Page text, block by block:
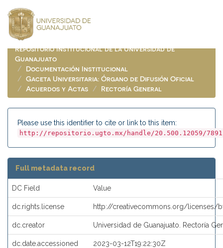
navigation
Repositorio Institucional de la Universidad de
Guanajuato
Documentación Institucional
Gaceta Universitaria: Órgano de Difusión Oficial
Acuerdos y Actas
Rectoría General
Please use this identifier to cite or link to this item:
http://repositorio.ugto.mx/handle/20.500.12059/7891
Full metadata record
DC Field Value
dc.rights.license http://creativecommons.org/licenses/
dc.creator Universidad de Guanajuato. Rectoría
dc.date.accessioned 2023-03-12T19:22:30Z